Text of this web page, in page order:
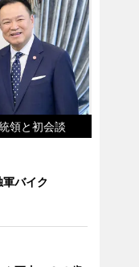
領と初会談
軍バイク